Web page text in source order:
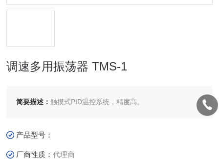
调速多用振荡器 TMS-1
简要描述：触摸式PID温控系统，精度高。
产品型号：
厂商性质：代理商